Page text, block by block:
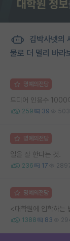
김박사넷의
물로 더 멀리 바라
명예의전당
드디어 인용수 1000
259 39
명예의전당
일을 잘 한다는 것.
236 17
명예의전당
<대학원에 입학하는
1388 83